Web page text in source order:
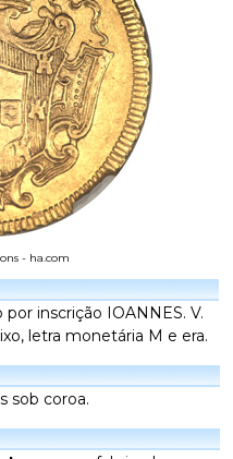
- ha.com
inscrição IOANNES. V.
letra monetária M e era.
sob coroa.